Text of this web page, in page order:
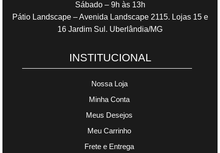
Sábado – 9h às 13h
Pátio Landscape – Avenida Landscape 2115. Lojas 15 e
16 Jardim Sul. Uberlândia/MG
INSTITUCIONAL
Nossa Loja
Minha Conta
Meus Desejos
Meu Carrinho
Frete e Entrega